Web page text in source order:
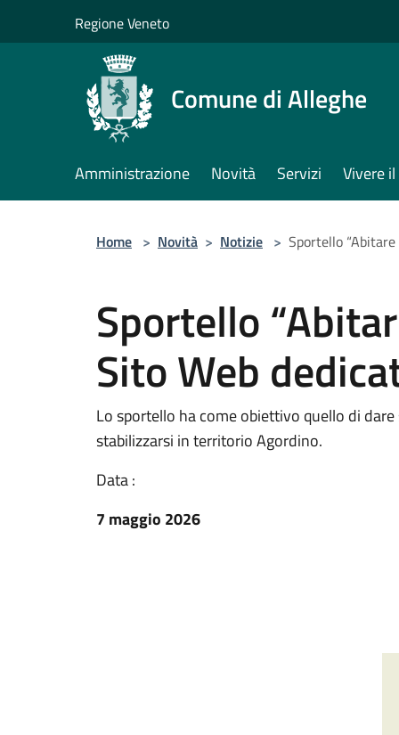
Regione Veneto
Comune di Alleghe
Amministrazione Novità Servizi Vivere
Home > Novità > Notizie > Sportello
Sportello
Sito Web
Lo sportello ha come obiettivo quello di
stabilizzarsi in territorio Agordino.
Data :
7 maggio 2026